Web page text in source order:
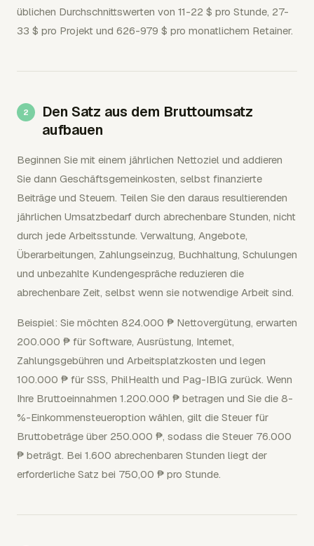
üblichen Durchschnittswerten von 11-22 $ pro Stunde, 27-
33 $ pro Projekt und 626-979 $ pro monatlichem Retainer.
Den Satz aus dem Bruttoumsatz
aufbauen
Beginnen Sie mit einem jährlichen Nettoziel und addieren
Sie dann Geschäftsgemeinkosten, selbst finanzierte
Beiträge und Steuern. Teilen Sie den daraus resultierenden
jährlichen Umsatzbedarf durch abrechenbare Stunden, nicht
durch jede Arbeitsstunde. Verwaltung, Angebote,
Überarbeitungen, Zahlungseinzug, Buchhaltung, Schulungen
und unbezahlte Kundengespräche reduzieren die
abrechenbare Zeit, selbst wenn sie notwendige Arbeit sind.
Beispiel: Sie möchten 824.000 ₱ Nettovergütung, erwarten
200.000 ₱ für Software, Ausrüstung, Internet,
Zahlungsgebühren und Arbeitsplatzkosten und legen
100.000 ₱ für SSS, PhilHealth und Pag-IBIG zurück. Wenn
Ihre Bruttoeinnahmen 1.200.000 ₱ betragen und Sie die 8-
%-Einkommensteueroption wählen, gilt die Steuer für
Bruttobeträge über 250.000 ₱, sodass die Steuer 76.000
₱ beträgt. Bei 1.600 abrechenbaren Stunden liegt der
erforderliche Satz bei 750,00 ₱ pro Stunde.